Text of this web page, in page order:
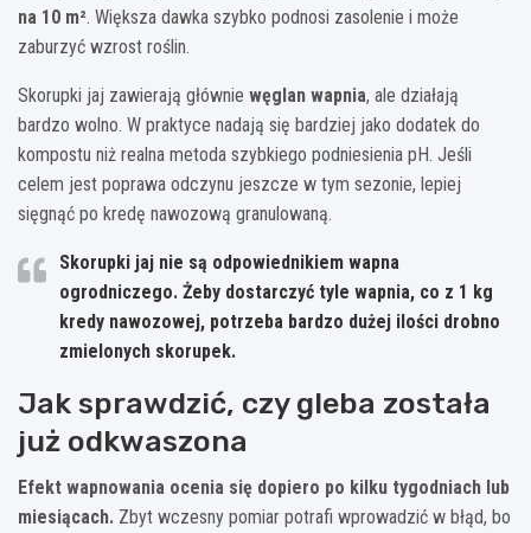
na 10 m². Większa dawka szybko podnosi zasolenie i może
zaburzyć wzrost roślin.
Skorupki jaj zawierają głównie węglan wapnia, ale działają
bardzo wolno. W praktyce nadają się bardziej jako dodatek do
kompostu niż realna metoda szybkiego podniesienia pH. Jeśli
celem jest poprawa odczynu jeszcze w tym sezonie, lepiej
sięgnąć po kredę nawozową granulowaną.
Skorupki jaj nie są odpowiednikiem wapna
ogrodniczego. Żeby dostarczyć tyle wapnia, co z 1 kg
kredy nawozowej, potrzeba bardzo dużej ilości drobno
zmielonych skorupek.
Jak sprawdzić, czy gleba została
już odkwaszona
Efekt wapnowania ocenia się dopiero po kilku tygodniach lub
miesiącach. Zbyt wczesny pomiar potrafi wprowadzić w błąd, bo